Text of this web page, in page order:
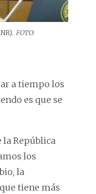
FOTO:
a tiempo los
es que se
la República
los
la
tiene más